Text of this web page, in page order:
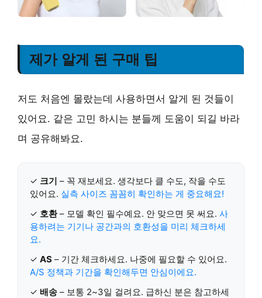
제가 알게 된 구매 팁
저도 처음엔 몰랐는데 사용하면서 알게 된 것들이
있어요. 같은 고민 하시는 분들께 도움이 되길 바라
며 공유해봐요.
✓ 크기 – 꼭 재보세요. 생각보다 클 수도, 작을 수도
있어요. 실측 사이즈 꼼꼼히 확인하는 게 중요해요!
✓ 호환– 모델 확인 필수예요. 안 맞으면 못 써요. 사
용하려는 기기나 공간과의 호환성을 미리 체크하세
요.
✓ AS – 기간 체크하세요. 나중에 필요할 수 있어요.
A/S 정책과 기간을 확인해두면 안심이에요.
✓ 배송 – 보통 2~3일 걸려요. 급하신 분은 참고하세